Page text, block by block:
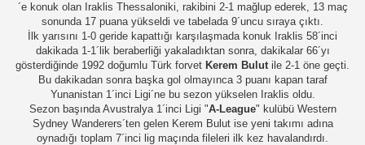
´e konuk olan Iraklis Thessaloniki, rakibini 2-1 mağlup ederek, 13 maç
sonunda 17 puana yükseldi ve tabelada 9´uncu sıraya çıktı.
İlk yarısını 1-0 geride kapattığı karşılaşmada konuk Iraklis 58´inci
dakikada 1-1´lik beraberliği yakaladıktan sonra, dakikalar 66´yı
gösterdiğinde 1992 doğumlu Türk forvet Kerem Bulut ile 2-1 öne geçti.
Bu dakikadan sonra başka gol olmayınca 3 puanı kapan taraf
Yunanistan 1´inci Ligi´ne bu sezon yükselen Iraklis oldu.
Sezon başında Avustralya 1´inci Ligi "A-League" kulübü Western
Sydney Wanderers´ten gelen Kerem Bulut ise yeni takımı adına
oynadığı toplam 7´inci lig maçında fileleri ilk kez havalandırdı.